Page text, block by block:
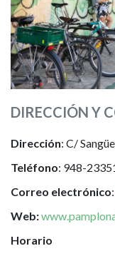
DIRECCIÓN Y
Dirección: C/
Teléfono: 948-
Correo electrónico:
Web:
Horario